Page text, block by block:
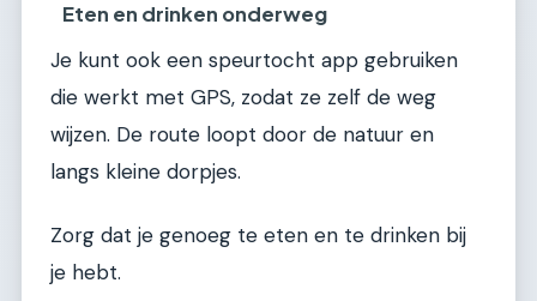
Eten en drinken onderweg
Je kunt ook een speurtocht app gebruiken
die werkt met GPS, zodat ze zelf de weg
wijzen. De route loopt door de natuur en
langs kleine dorpjes.
Zorg dat je genoeg te eten en te drinken bij
je hebt.